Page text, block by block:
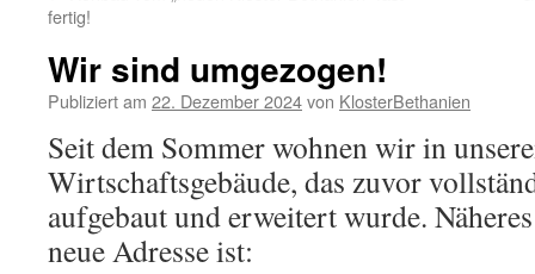
fertig!
Wir sind umgezogen!
Publiziert am 22. Dezember 2024von KlosterBethanien
Seit dem Sommer wohnen wir in
Wirtschaftsgebäude, das zuvor
aufgebaut und erweitert wurde.
neue Adresse ist: